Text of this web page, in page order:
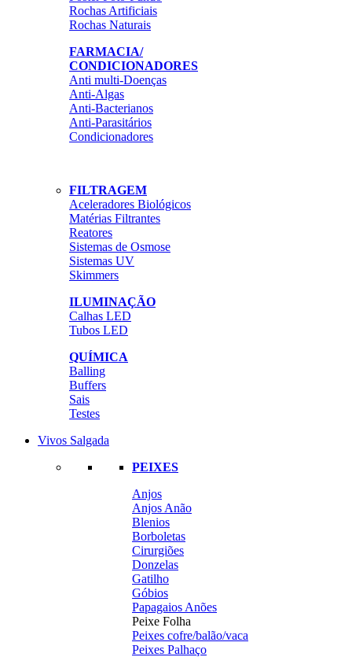
Rochas Artificiais
Rochas Naturais
FARMACIA/
CONDICIONADORES
Anti multi-Doenças
Anti-Algas
Anti-Bacterianos
Anti-Parasitários
Condicionadores
FILTRAGEM
Aceleradores Biológicos
Matérias Filtrantes
Reatores
Sistemas de Osmose
Sistemas UV
Skimmers
ILUMINAÇÃO
Calhas LED
Tubos LED
QUÍMICA
Balling
Buffers
Sais
Testes
Vivos Salgada
PEIXES
Anjos
Anjos Anão
Blenios
Borboletas
Cirurgiões
Donzelas
Gatilho
Góbios
Papagaios Anões
Peixe Folha
Peixes cofre/balão/vaca
Peixes Palhaço